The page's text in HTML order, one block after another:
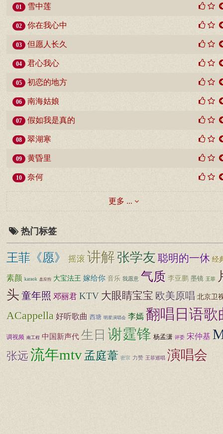
01 雪中莲
02 你在我心中
03 但愿人长久
04 君心我心
05 初恋的地方
06 南海姑娘
07 假如我是真的
08 翠湖寒
09 黄昏里
10 奈何
更多 ...
热门标签
王菲《愿》 摇滚 讲解张学友聪明的一休 经
素颜 karaok 盘应煦 大宝法王 嫁给你 音乐 我愿意 气质 李亚鹏 墨镜 王菲
头童年照 邓丽君 KTV 大眼睛宝宝 欧美原唱 北京卫
ACappella 好听歌曲 西塘 明星演唱会 李嫣 翻唱日语歌
调视频 南工程 中国新声代 生日 谢霆锋 杨孟潇 评委 宋仲基
张远流年mtv孟庭葦 密宗 力赞 王菲巡唱 演唱会